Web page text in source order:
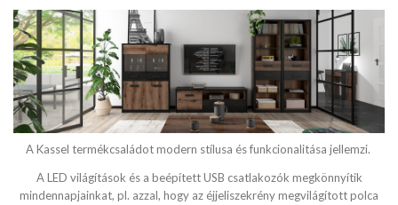
cm
SZÉLESSÉG
cm
A Kassel termékcsaládot modern stílusa és funkcionalitása jellemzi.
A LED világítások és a beépített USB csatlakozók megkönnyítik
mindennapjainkat, pl. azzal, hogy az éjjeliszekrény megvilágított polca